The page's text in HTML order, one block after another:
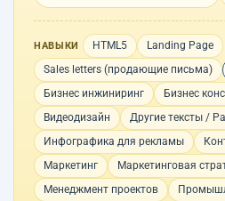
НАВЫКИ HTML5
Landing Page
Sales letters (продающие письма)
Бизнес инжиниринг
Бизнес
Видеодизайн
Другие тексты /
Инфографика для рекламы
Маркетинг
Маркетинговая
Менеджмент проектов